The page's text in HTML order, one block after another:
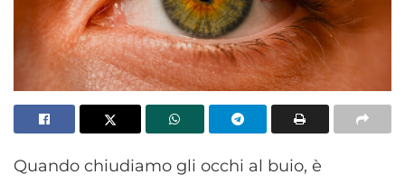
Quando chiudiamo gli occhi al buio, è